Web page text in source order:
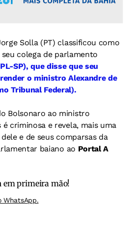
Solla (PT) classificou como
seu colega de parlamento
SP), que disse que seu
o ministro Alexandre de
Tribunal Federal).
Bolsonaro ao ministro
criminosa e revela, mais uma
e de seus comparsas da
baiano ao Portal A
em primeira mão!
WhatsApp.